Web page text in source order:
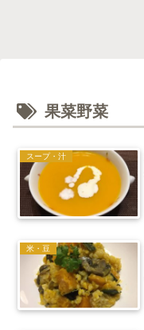
果菜野菜
スープ・汁
米・豆